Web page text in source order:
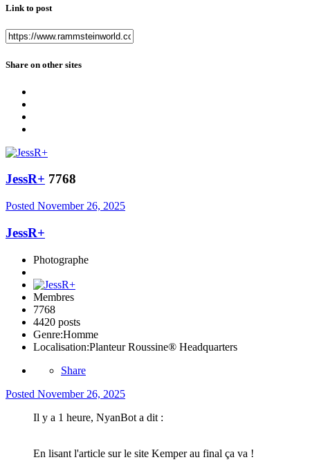
Link to post
Share on other sites
JessR+ 7768
Posted November 26, 2025
JessR+
Photographe
Membres
7768
4420 posts
Genre:Homme
Localisation:Planteur Roussine® Headquarters
Share
Posted November 26, 2025
Il y a 1 heure, NyanBot a dit :
En lisant l'article sur le site Kemper au final ça va !